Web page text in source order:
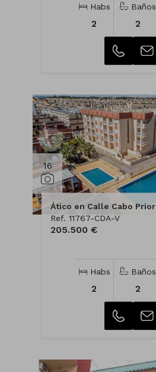
Habs
2
Baños
2
16
Ático en Calle Cabo Prior
Ref. 11767-CDA-V
205.500 €
Habs
2
Baños
2